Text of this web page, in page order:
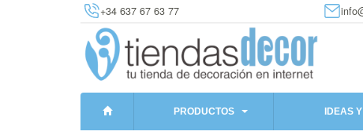
+34 637 67 63 77
PRODUCTOS IDEAS